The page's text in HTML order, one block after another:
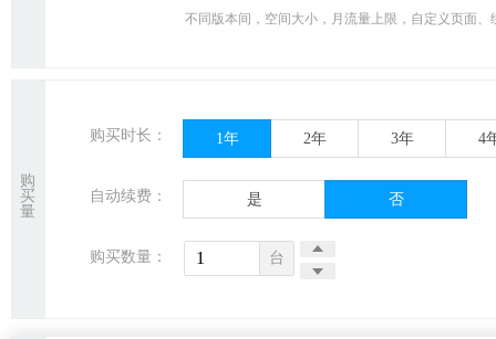
不同版本间，空间大小，月流量上限，自定义页面
购
买
量
购买时长： 1年 2年 3年 4
自动续费： 是 否
购买数量： 台